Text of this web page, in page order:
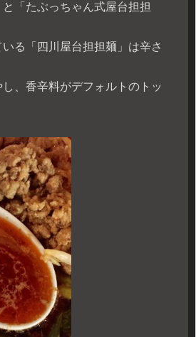
と「たぶっちゃん式屋台担担
る「四川屋台担担麺」は辛さ
、香辛料がデフォルトのトッ